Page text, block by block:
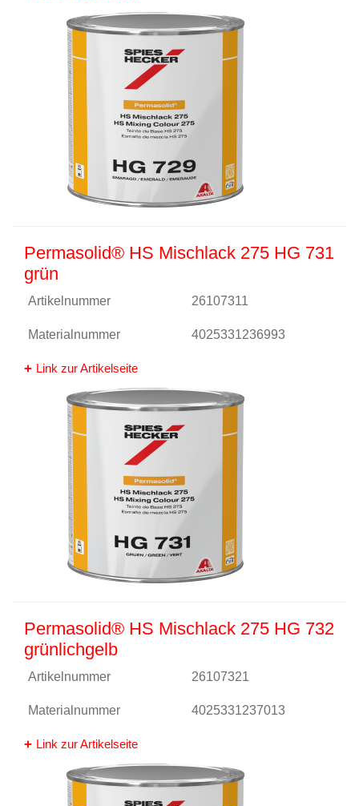
Permasolid® HS Mischlack 275 HG 731
grün
Artikelnummer 26107311
Materialnummer 4025331236993
Link zur Artikelseite
Permasolid® HS Mischlack 275 HG 732
grünlichgelb
Artikelnummer 26107321
Materialnummer 4025331237013
Link zur Artikelseite